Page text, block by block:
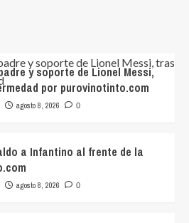
y soporte de Lionel Messi,
por purovinotinto.com
agosto 8, 2026 0
a Infantino al frente de la
agosto 8, 2026 0